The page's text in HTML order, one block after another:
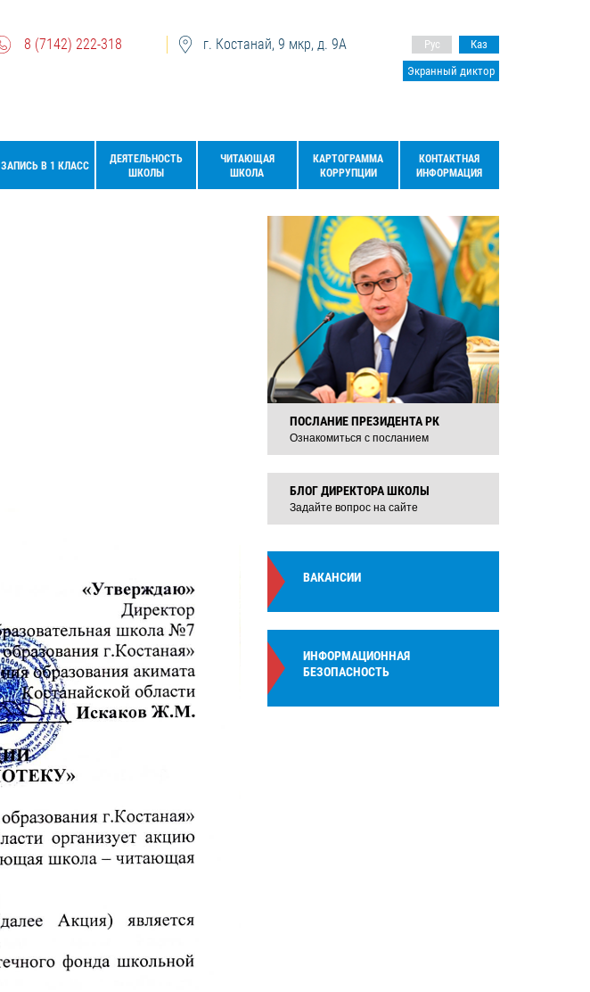
8 (7142) 222-318 г. Костанай, 9 мкр, д. 9А Рус
Каз
Экранный диктор
ЗАПИСЬ В 1 КЛАСС
ДЕЯТЕЛЬНОСТЬ
ШКОЛЫ
ЧИТАЮЩАЯ
ШКОЛА
КАРТОГРАММА
КОРРУПЦИИ
КОНТАКТНАЯ
ИНФОРМАЦИЯ
ПОСЛАНИЕ ПРЕЗИДЕНТА РК
Ознакомиться с посланием
БЛОГ ДИРЕКТОРА ШКОЛЫ
Задайте вопрос на сайте
ВАКАНСИИ
ИНФОРМАЦИОННАЯ
БЕЗОПАСНОСТЬ